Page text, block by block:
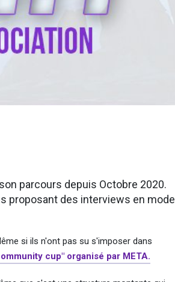
parcours depuis Octobre 2020.
proposant des interviews en mode
si ils n'ont pas su s'imposer dans
cup" organisé par META.